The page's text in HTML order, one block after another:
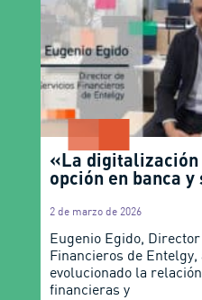
«La digitalización
opción en banca y
2 de marzo de 2026
Eugenio Egido,
Financieros de Entelgy,
evolucionado la
financieras y